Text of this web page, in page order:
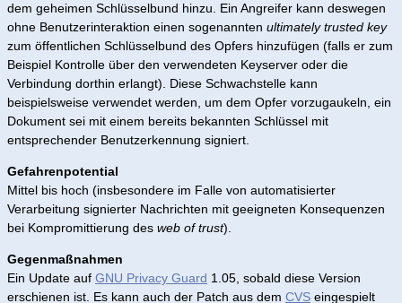
dem geheimen Schlüsselbund hinzu. Ein Angreifer kann deswegen
ohne Benutzerinteraktion einen sogenannten ultimately trusted key
zum öffentlichen Schlüsselbund des Opfers hinzufügen (falls er zum
Beispiel Kontrolle über den verwendeten Keyserver oder die
Verbindung dorthin erlangt). Diese Schwachstelle kann
beispielsweise verwendet werden, um dem Opfer vorzugaukeln, ein
Dokument sei mit einem bereits bekannten Schlüssel mit
entsprechender Benutzerkennung signiert.
Gefahrenpotential
Mittel bis hoch (insbesondere im Falle von automatisierter
Verarbeitung signierter Nachrichten mit geeigneten Konsequenzen
bei Kompromittierung des web of trust).
Gegenmaßnahmen
Ein Update auf GNU Privacy Guard 1.05, sobald diese Version
erschienen ist. Es kann auch der Patch aus dem CVS eingespielt